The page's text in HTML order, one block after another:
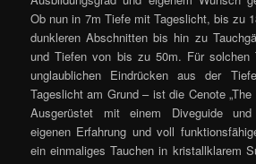
Ob nun in 7m Tiefe mit Tageslicht, bis zu
dunkleren Abschnitten bis hin zu
und Tiefen von bis zu 50m. Für solchen
unglaublichen Eindrücken aus der
Tageslicht am Grund – ist die Cenote
Ausgerüstet mit einem Diveguide und
eigenen Erfahrung und voll
ein einmaliges Tauchen in kristallklarem